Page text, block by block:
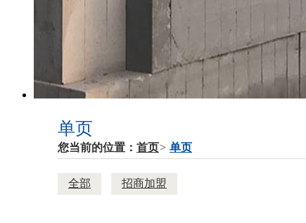
单页
您当前的位置： 首页> 单页
全部 招商加盟